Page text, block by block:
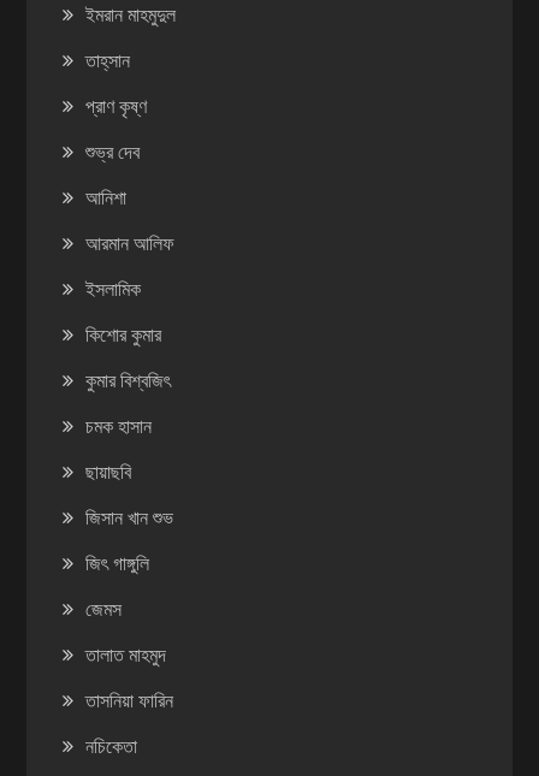
ইমরান মাহমুদুল
তাহ্‌সান
প্রাণ কৃষ্ণ
শুভ্র দেব
আনিশা
আরমান আলিফ
ইসলামিক
কিশোর কুমার
কুমার বিশ্বজিৎ
চমক হাসান
ছায়াছবি
জিসান খান শুভ
জিৎ গাঙ্গুলি
জেমস
তালাত মাহমুদ
তাসনিয়া ফারিন
নচিকেতা